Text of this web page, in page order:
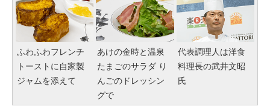
ふわふわフレンチ
トーストに自家製
ジャムを添えて
あけの金時と温泉
たまごのサラダ り
んごのドレッシン
グで
代表調理人は洋食
料理長の武井文昭
氏